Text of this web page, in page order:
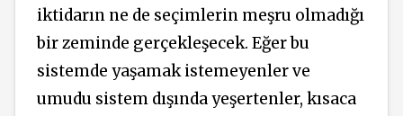
iktidarın ne de seçimlerin meşru olmadığı
bir zeminde gerçekleşecek. Eğer bu
sistemde yaşamak istemeyenler ve
umudu sistem dışında yeşertenler, kısaca